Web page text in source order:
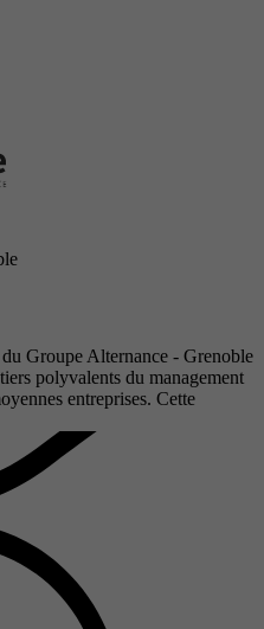
Groupe Alternance - Grenoble
polyvalents du management
entreprises. Cette